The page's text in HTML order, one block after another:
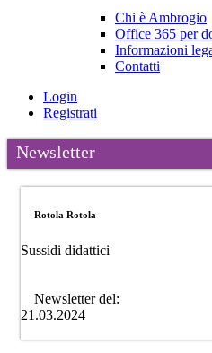
Chi è Ambrogio
Office 365 per
Informazioni
Contatti
Login
Registrati
Newsletter
Rotola Rotola
Sussidi didattici
Newsletter del:
21.03.2024